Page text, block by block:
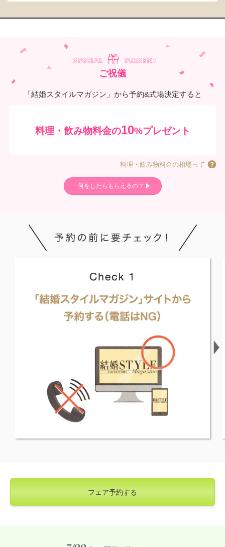
ご祝儀
「結婚スタイルマガジン」から予約&式場決定すると
料理・飲み物料金の10%プレゼント
料理・飲み物料金の相場って
何をしたらもらえるの？
フェア予約する